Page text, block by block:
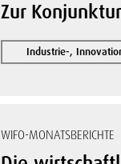
Zur
Industrie-,
WIFO-MONATSBERICHTE